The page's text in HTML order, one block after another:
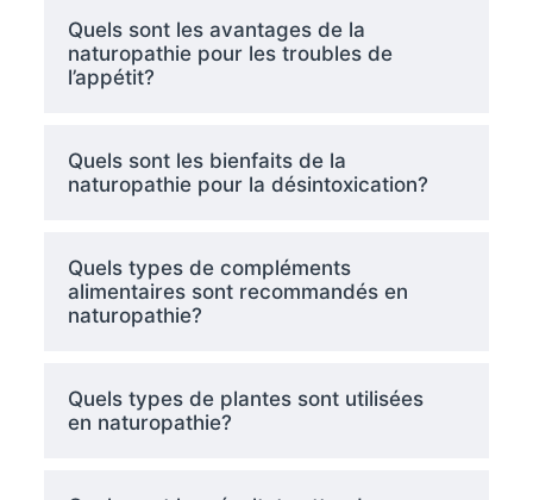
Quels sont les avantages de la
naturopathie pour les troubles de
l’appétit?
Quels sont les bienfaits de la
naturopathie pour la désintoxication?
Quels types de compléments
alimentaires sont recommandés en
naturopathie?
Quels types de plantes sont utilisées
en naturopathie?